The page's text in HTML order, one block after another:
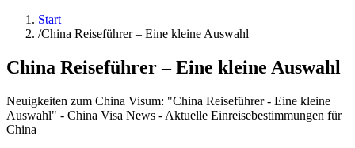
Start
/China Reiseführer – Eine kleine Auswahl
China Reiseführer – Eine kleine Auswahl
Neuigkeiten zum China Visum: "China Reiseführer - Eine kleine
Auswahl" - China Visa News - Aktuelle Einreisebestimmungen für
China